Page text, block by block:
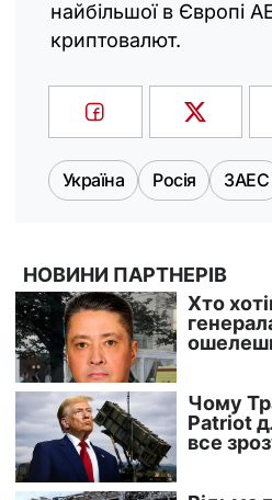
найбільшої в Європі
криптовалют.
Україна Росія ЗАЕС